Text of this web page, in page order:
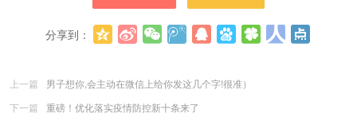
分享到：
上一篇
男子想你,会主动在微信上给你发这几个字!很准）
下一篇
重磅！优化落实疫情防控新十条来了